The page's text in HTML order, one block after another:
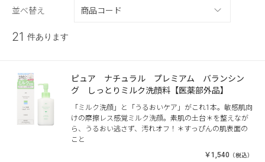
並べ替え
21 件あります
ピュア ナチュラル プレミアム バランシン
グ しっとりミルク洗顔料【医薬部外品】
「ミルク洗顔」と「うるおいケア」がこれ1本。敏感肌向
けの摩擦レス感覚ミルク洗顔。素肌の土台＊を整えなが
ら、うるおい逃さず、汚れオフ！＊すっぴんの肌表面の
こと
￥1,540 （税込）